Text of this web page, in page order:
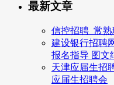
最新文章
信控招聘_常
建设银行招聘
报名指导 图文
天津应届生招
应届生招聘会